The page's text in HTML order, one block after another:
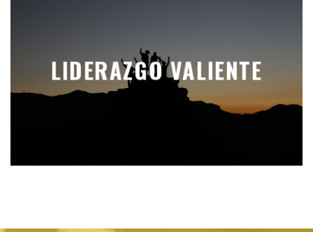
LIDERAZGO VALIENTE